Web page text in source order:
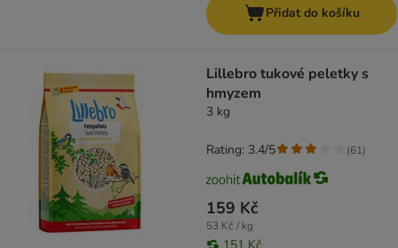
Přidat do košíku
Lillebro tukové peletky s
hmyzem
3 kg
159 Kč
53 Kč / kg
Rating: 3.4/5 (61)